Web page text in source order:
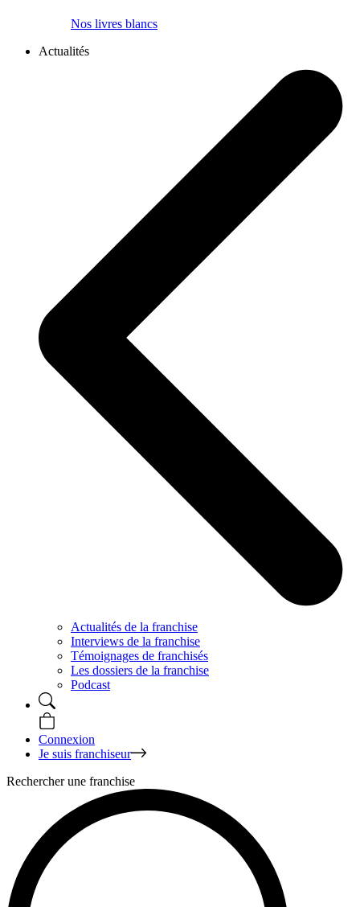
Nos livres blancs
Actualités
Actualités de la franchise
Interviews de la franchise
Témoignages de franchisés
Les dossiers de la franchise
Podcast
Connexion
Je suis franchiseur
Rechercher une franchise